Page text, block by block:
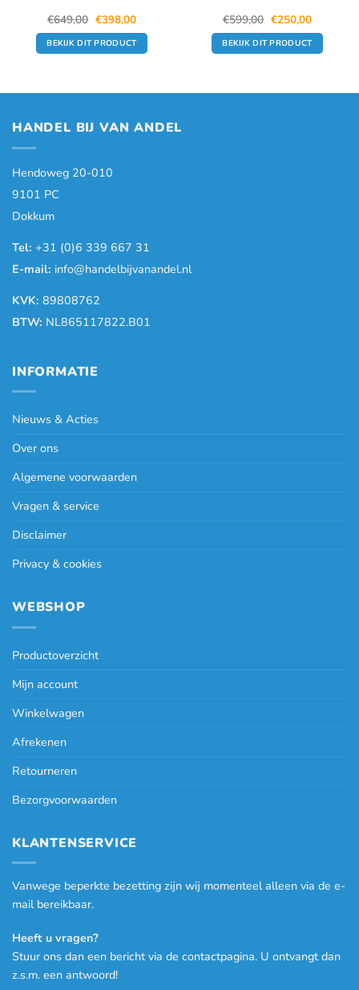
€649,00 Oorspronkelijke
prijs
was:
€649,00.
€398,00Huidige
prijs
is:
€398,00.
BEKIJK DIT PRODUCT
€599,00 Oorspronkelijke
prijs
was:
€599,00.
€250,00Huidige
prijs
is:
€250,00.
BEKIJK DIT PRODUCT
HANDEL BIJ VAN ANDEL
Hendoweg 20-010
9101 PC
Dokkum
Tel: +31 (0)6 339 667 31
E-mail: info@handelbijvanandel.nl
KVK: 89808762
BTW: NL865117822.B01
INFORMATIE
Nieuws & Acties
Over ons
Algemene voorwaarden
Vragen & service
Disclaimer
Privacy & cookies
WEBSHOP
Productoverzicht
Mijn account
Winkelwagen
Afrekenen
Retourneren
Bezorgvoorwaarden
KLANTENSERVICE
Vanwege beperkte bezetting zijn wij momenteel alleen via de e-
mail bereikbaar.
Heeft u vragen?
Stuur ons dan een bericht via de contactpagina. U ontvangt dan
z.s.m. een antwoord!